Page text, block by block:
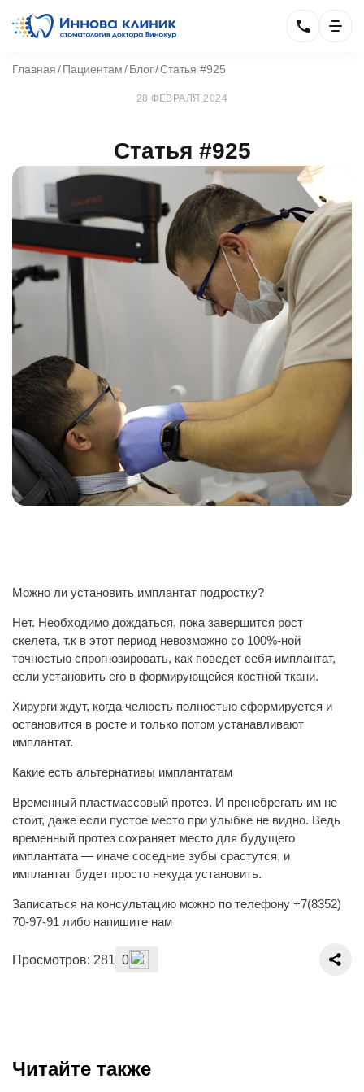
Главная Пациентам Блог Статья #925
28 ФЕВРАЛЯ 2024
Статья #925
Можно ли установить имплантат подростку?
Нет. Необходимо дождаться, пока завершится рост
скелета, т.к в этот период невозможно со 100%-ной
точностью спрогнозировать, как поведет себя имплантат,
если установить его в формирующейся костной ткани.
Хирурги ждут, когда челюсть полностью сформируется и
остановится в росте и только потом устанавливают
имплантат.
Какие есть альтернативы имплантатам
Временный пластмассовый протез. И пренебрегать им не
стоит, даже если пустое место при улыбке не видно. Ведь
временный протез сохраняет место для будущего
имплантата — иначе соседние зубы срастутся, и
имплантат будет просто некуда установить.
Записаться на консультацию можно по телефону +7(8352)
70-97-91 либо напишите нам
Просмотров: 281 0
Читайте также